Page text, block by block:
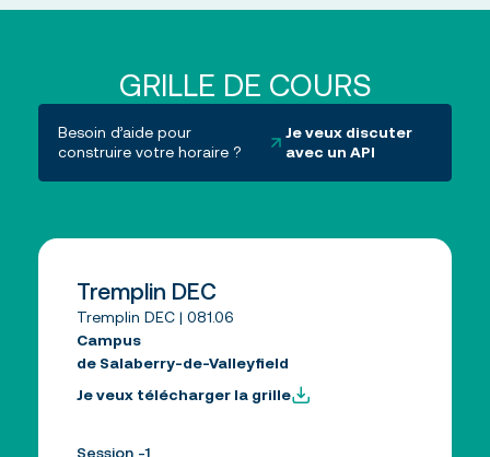
GRILLE DE COURS
Besoin d’aide pour
construire votre horaire ?
Je veux discuter
avec un API
Tremplin DEC
Tremplin DEC | 081.06
Campus
de Salaberry-de-Valleyfield
Je veux télécharger la grille
Session -1